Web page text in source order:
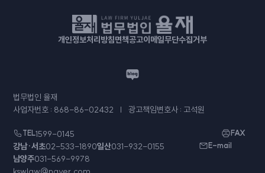
개인정보처리방침면책공고이메일무단수집거부
법무법인 율재
사업자번호 : 868-86-02432
광고책임변호사 : 고석원
TEL1599-0145 FAX
강남·서초02-533-1890일산031-932-0155
남양주031-569-9978
E-mail